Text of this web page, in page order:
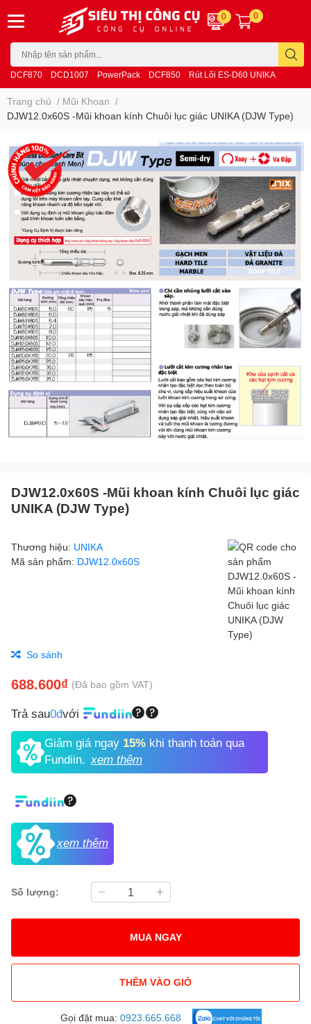
DCF870 DCD1007 PowerPack DCF850 Rút Lõi ES-D60 UNIKA
0 0
Trang chủ / Mũi Khoan /
DJW12.0x60S -Mũi khoan kính Chuôi lục giác UNIKA (DJW Type)
DJW12.0x60S -Mũi khoan kính Chuôi lục giác
UNIKA (DJW Type)
Thương hiệu: UNIKA
Mã sản phẩm: DJW12.0x60S
So sánh
688.600₫ (Đã bao gồm VAT)
Trả sau0đvới
Giảm giá ngay 15%khi thanh toán qua
Fundiin. xem thêm
xem thêm
Số lượng:
MUA NGAY
THÊM VÀO GIỎ
Gọi đặt mua: 0923.665.668